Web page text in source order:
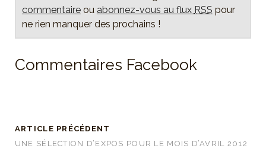
commentaireou abonnez-vous au flux RSS pour
ne rien manquer des prochains !
Commentaires Facebook
ARTICLE PRÉCÉDENT
UNE SÉLECTION D’EXPOS POUR LE MOIS D’AVRIL 2012